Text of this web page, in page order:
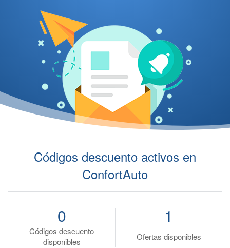
Códigos descuento activos en
ConfortAuto
Códigos descuento
disponibles
0
Ofertas disponibles
1